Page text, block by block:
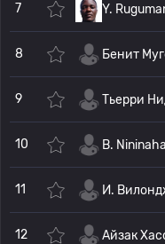
7 Y.
8 Бенит
9 Тьерри
10 B.
11 И.
12 Айзак